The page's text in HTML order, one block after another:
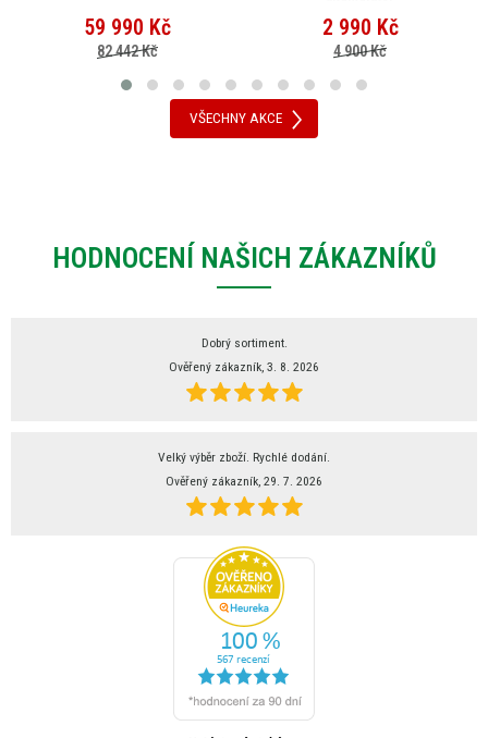
59 990 Kč
82 442 Kč
2 990 Kč
4 900 Kč
VŠECHNY AKCE
HODNOCENÍ NAŠICH ZÁKAZNÍKŮ
Dobrý sortiment.
Ověřený zákazník, 3. 8. 2026
Velký výběr zboží. Rychlé dodání.
Ověřený zákazník, 29. 7. 2026